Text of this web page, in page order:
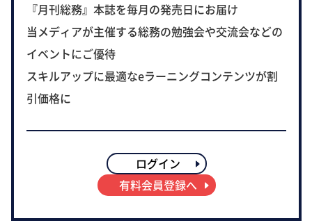
『月刊総務』本誌を毎月の発売日にお届け
当メディアが主催する総務の勉強会や交流会などの
イベントにご優待
スキルアップに最適なeラーニングコンテンツが割
引価格に
ログイン
有料会員登録へ